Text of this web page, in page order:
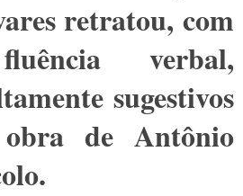
retratou, com
verbal,
sugestivos
de Antônio